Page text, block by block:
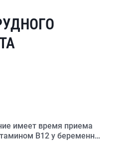
имеет время приема
B12 у беременных